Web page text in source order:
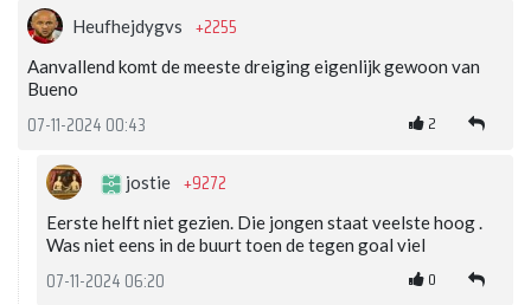
Heufhejdygvs +2255
Aanvallend komt de meeste dreiging eigenlijk gewoon van
Bueno
07-11-2024 00:43 2
jostie +9272
Eerste helft niet gezien. Die jongen staat veelste hoog .
Was niet eens in de buurt toen de tegen goal viel
07-11-2024 06:20 0